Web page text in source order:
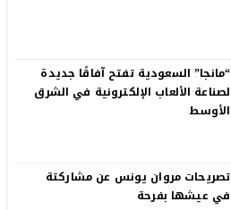
“مانجا” السعودية تفتح آفاقًا جديدة
لصناعة الألعاب الإلكترونية في الشرق
الأوسط
تصريحات مروان يونس عن مشاركتة
في عيشها بفرحة